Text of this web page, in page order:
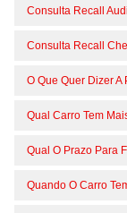
Consulta Recall Audi
Consulta Recall
O Que Quer Dizer
Qual Carro Tem
Qual O Prazo Para
Quando O Carro